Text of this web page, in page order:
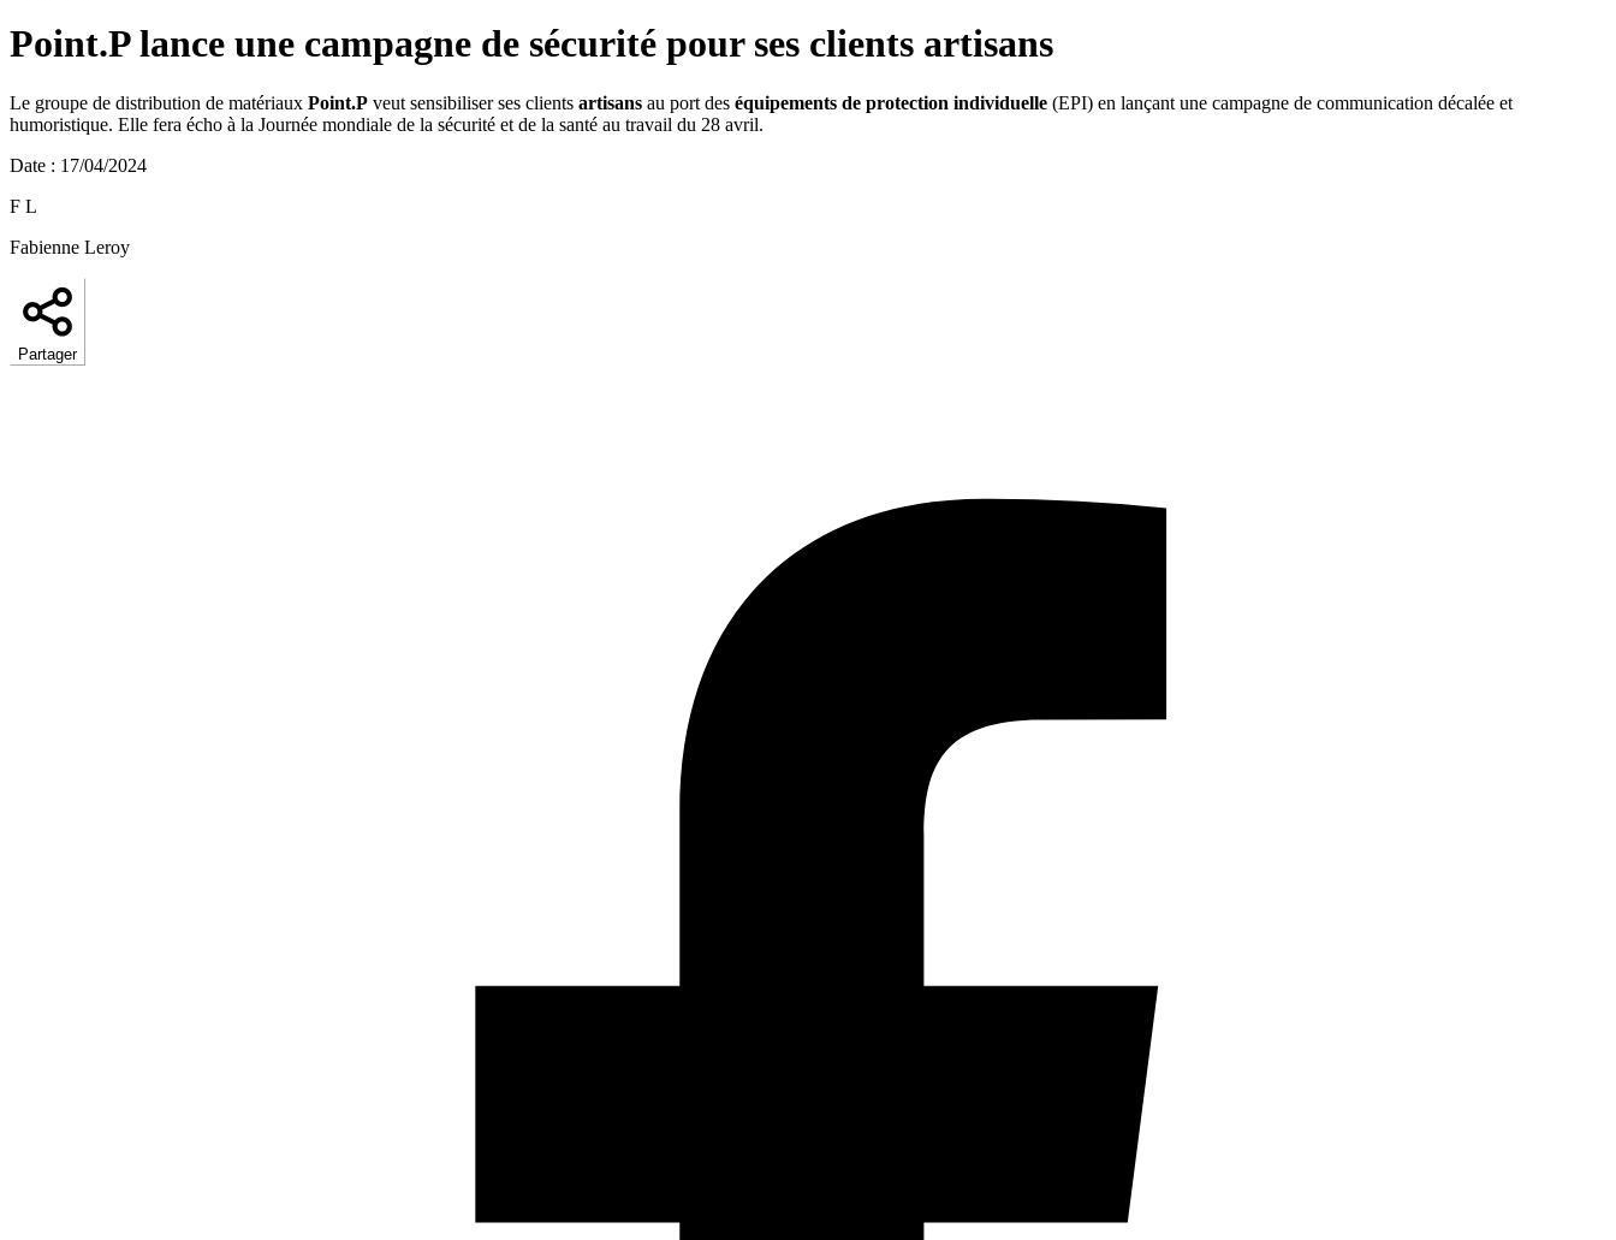
Point.P lance une campagne de sécurité pour ses clients artisans
Le groupe de distribution de matériaux Point.P veut sensibiliser ses clients artisans au port des équipements de protection individuelle (EPI) en lançant une campagne de communication décalée et
humoristique. Elle fera écho à la Journée mondiale de la sécurité et de la santé au travail du 28 avril.
Date : 17/04/2024
F L
Fabienne Leroy
Partager